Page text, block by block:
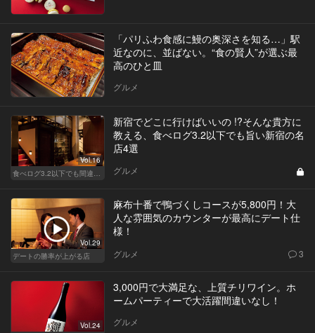
「パリふわ食感に鰻の奥深さを知る…」駅
近なのに、並ばない。“食の賢人”が選ぶ最
高のひと皿
グルメ
Vol.16
新宿でどこに行けばいいの !?そんな貴方に
教える、食べログ3.2以下でも旨い新宿の名
店4選
グルメ
Vol.29
デートの勝率が上がる店
麻布十番で鴨づくしコースが5,800円！大
人な雰囲気のカウンターが最高にデート仕
様！
グルメ 3
Vol.24
3,000円で大満足な、上質チリワイン。ホ
ームパーティーで大活躍間違いなし！
グルメ